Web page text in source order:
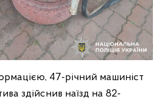
47-річний машиніст
здійснив наїзд на 82-